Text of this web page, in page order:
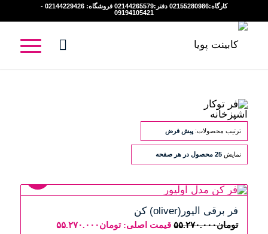
کارگاه:02155280986 دفتر:02144265579 فروشگاه: 02144229426 -
09194105421
ترتیب محصولات: پیش فرض
نمایش 25 محصول در هر صفحه
فر برقی الیور(oliver) کن
تومان۵۵.۲۷۰.۰۰۰
قیمت اصلی: تومان۵۵.۲۷۰.۰۰۰